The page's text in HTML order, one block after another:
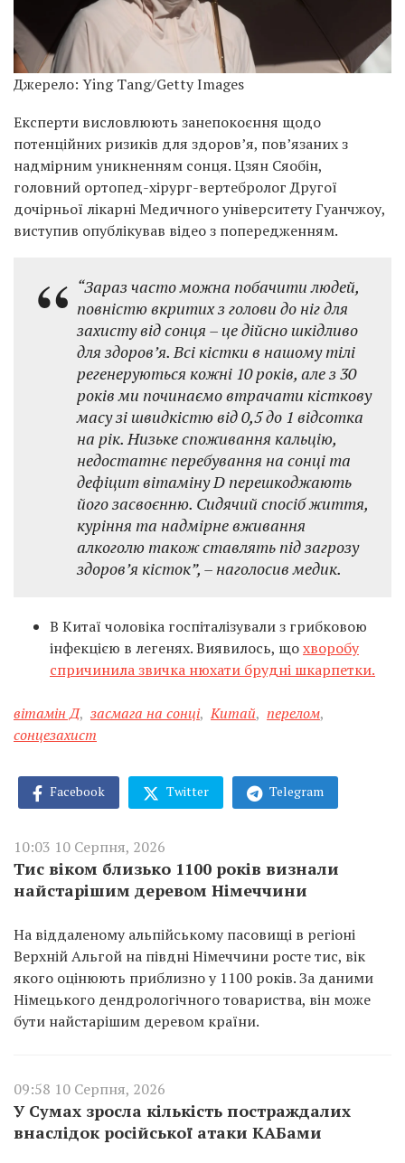
Джерело: Ying Tang/Getty Images
Експерти висловлюють занепокоєння щодо
потенційних ризиків для здоров’я, пов’язаних з
надмірним уникненням сонця. Цзян Сяобін,
головний ортопед-хірург-вертебролог Другої
дочірньої лікарні Медичного університету Гуанчжоу,
виступив опублікував відео з попередженням.
“Зараз часто можна побачити людей,
повністю вкритих з голови до ніг для
захисту від сонця – це дійсно шкідливо
для здоров’я. Всі кістки в нашому тілі
регенеруються кожні 10 років, але з 30
років ми починаємо втрачати кісткову
масу зі швидкістю від 0,5 до 1 відсотка
на рік. Низьке споживання кальцію,
недостатнє перебування на сонці та
дефіцит вітаміну D перешкоджають
його засвоєнню. Сидячий спосіб життя,
куріння та надмірне вживання
алкоголю також ставлять під загрозу
здоров’я кісток”, – наголосив медик.
В Китаї чоловіка госпіталізували з грибковою
інфекцією в легенях. Виявилось, щохворобу
спричинила звичка нюхати брудні шкарпетки.
вітамін Д, засмага на сонці, Китай, перелом,
сонцезахист
Facebook Twitter Telegram
10:03 10 Серпня, 2026
Тис віком близько 1100 років визнали
найстарішим деревом Німеччини
На віддаленому альпійському пасовищі в регіоні
Верхній Альгой на півдні Німеччини росте тис, вік
якого оцінюють приблизно у 1100 років. За даними
Німецького дендрологічного товариства, він може
бути найстарішим деревом країни.
09:58 10 Серпня, 2026
У Сумах зросла кількість постраждалих
внаслідок російської атаки КАБами